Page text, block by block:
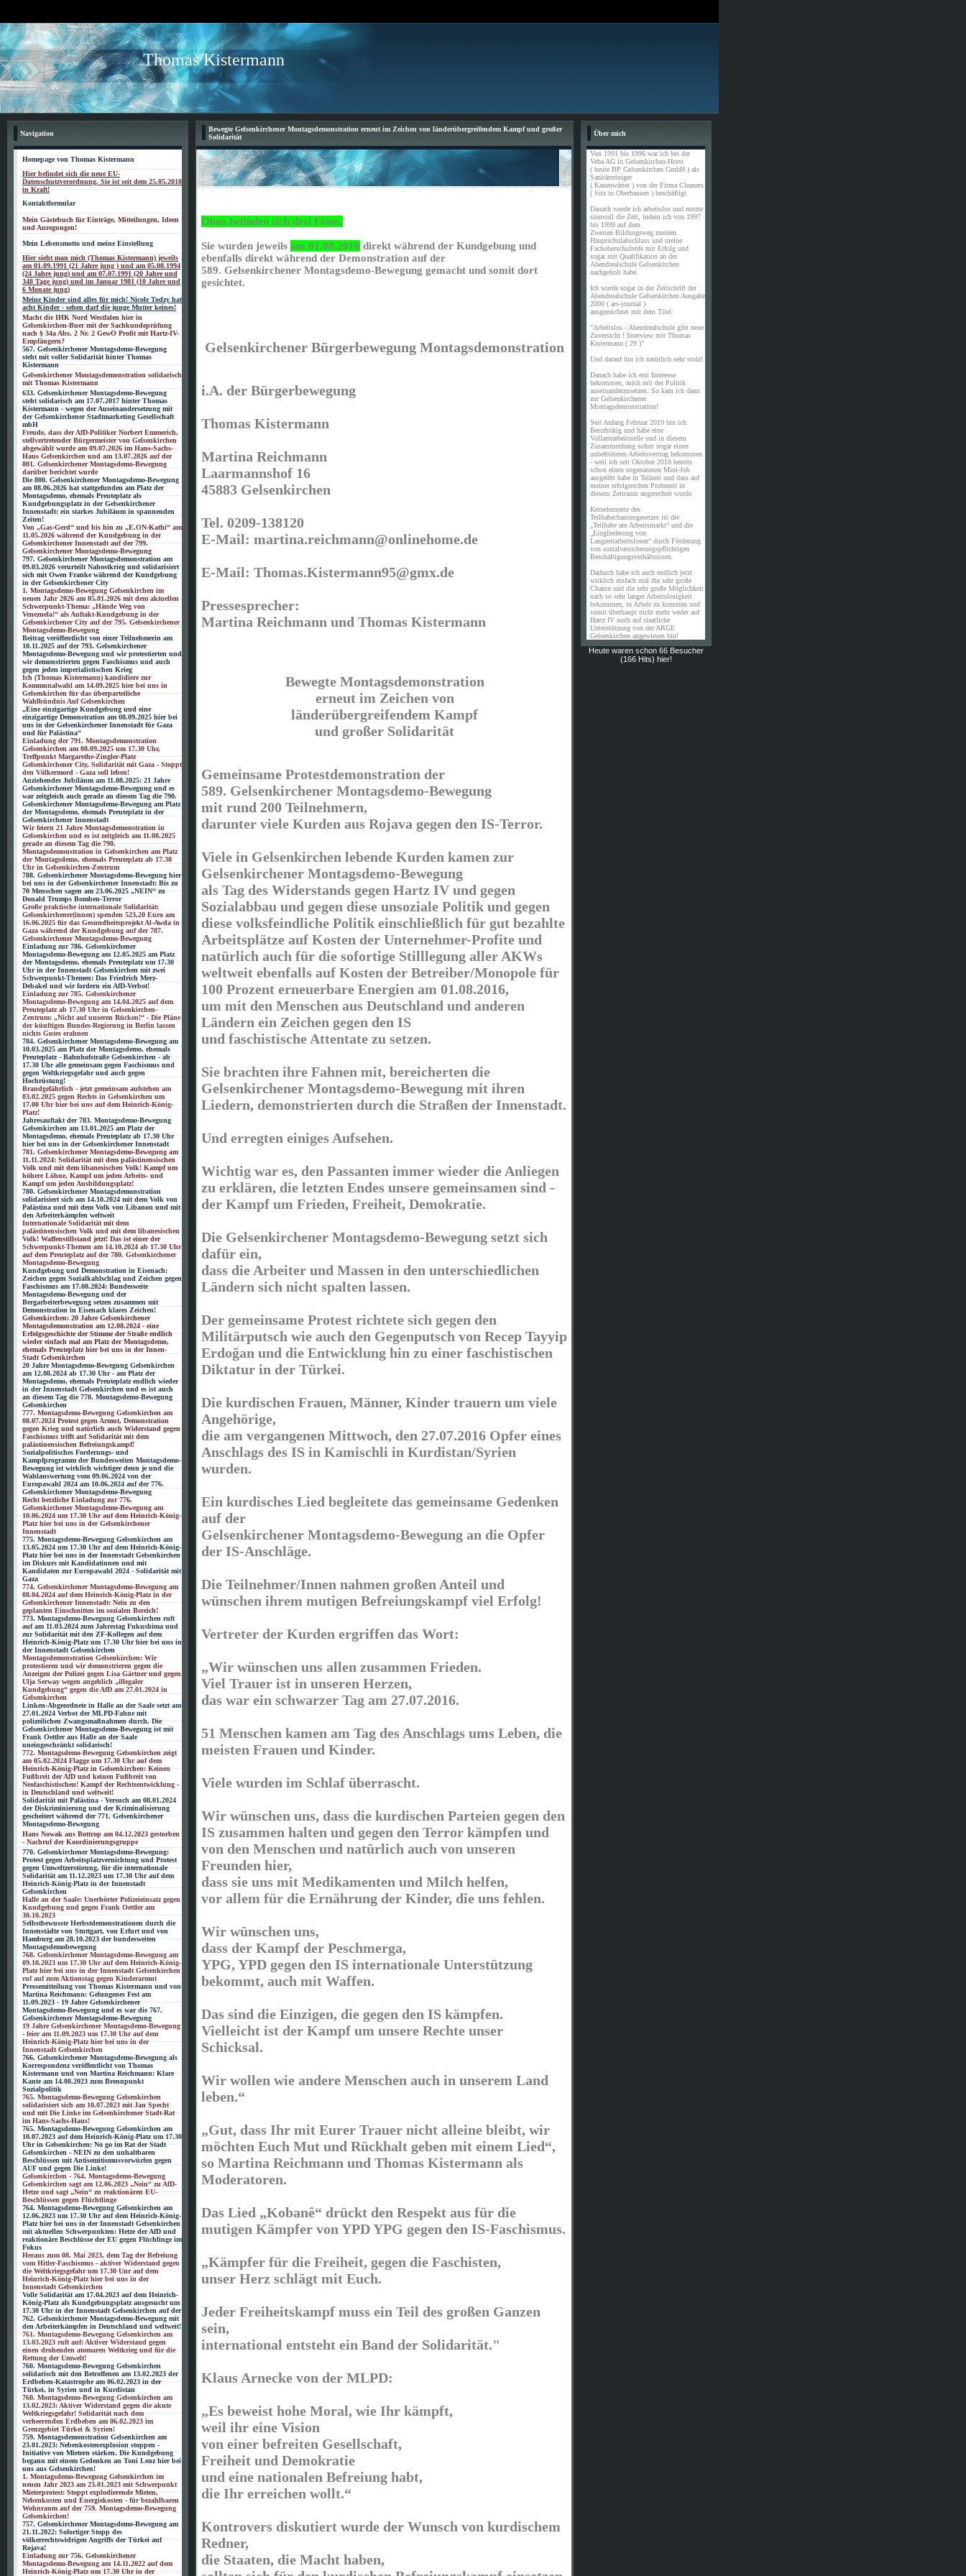
Thomas Kistermann
Navigation
Homepage von Thomas Kistermann
Hier befindet sich die neue EU-
Datenschutzverordnung. Sie ist seit dem 25.05.2018
in Kraft!
Kontaktformular
Mein Gästebuch für Einträge, Mitteilungen, Ideen
und Anregungen!
Mein Lebensmotto und meine Einstellung
Hier sieht man mich (Thomas Kistermann) jeweils
am 01.09.1991 (21 Jahre jung ) und am 05.08.1994
(24 Jahre jung) und am 07.07.1991 (20 Jahre und
348 Tage jung) und im Januar 1981 (10 Jahre und
6 Monate jung)
Meine Kinder sind alles für mich! Nicole Todzy hat
acht Kinder - sehen darf die junge Mutter keines!
Macht die IHK Nord Westfalen hier in
Gelsenkirchen-Buer mit der Sachkundeprüfung
nach § 34a Abs. 2 Nr. 2 GewO Profit mit Hartz-IV-
Empfängern?
567. Gelsenkirchener Montagsdemo-Bewegung
steht mit voller Solidarität hinter Thomas
Kistermann
Gelsenkirchener Montagsdemonstration solidarisch
mit Thomas Kistermann
633. Gelsenkirchener Montagsdemo-Bewegung
steht solidarisch am 17.07.2017 hinter Thomas
Kistermann - wegen der Auseinandersetzung mit
der Gelsenkirchener Stadtmarketing Gesellschaft
mbH
Freude, dass der AfD-Politiker Norbert Emmerich,
stellvertretender Bürgermeister von Gelsenkirchen
abgewählt wurde am 09.07.2026 im Hans-Sachs-
Haus Gelsenkirchen und am 13.07.2026 auf der
801. Gelsenkirchener Montagsdemo-Bewegung
darüber berichtet wurde
Die 800. Gelsenkirchener Montagsdemo-Bewegung
am 08.06.2026 hat stattgefunden am Platz der
Montagsdemo, ehemals Preuteplatz als
Kundgebungsplatz in der Gelsenkirchener
Innenstadt: ein starkes Jubiläum in spannenden
Zeiten!
Von „Gas-Gerd“ und bis hin zu „E.ON-Kathi“ am
11.05.2026 während der Kundgebung in der
Gelsenkirchener Innenstadt auf der 799.
Gelsenkirchener Montagsdemo-Bewegung
797. Gelsenkirchener Montagsdemonstration am
09.03.2026 verurteilt Nahostkrieg und solidarisiert
sich mit Owen Franke während der Kundgebung
in der Gelsenkirchener City
1. Montagsdemo-Bewegung Gelsenkirchen im
neuen Jahr 2026 am 05.01.2026 mit dem aktuellen
Schwerpunkt-Thema: „Hände Weg von
Venezuela!“ als Auftakt-Kundgebung in der
Gelsenkirchener City auf der 795. Gelsenkirchener
Montagsdemo-Bewegung
Beitrag veröffentlicht von einer Teilnehmerin am
10.11.2025 auf der 793. Gelsenkirchener
Montagsdemo-Bewegung und wir protestierten und
wir demonstrierten gegen Faschismus und auch
gegen jeden imperialistischen Krieg
Ich (Thomas Kistermann) kandidiere zur
Kommunalwahl am 14.09.2025 hier bei uns in
Gelsenkirchen für das überparteiliche
Wahlbündnis Auf Gelsenkirchen
„Eine einzigartige Kundgebung und eine
einzigartige Demonstration am 08.09.2025 hier bei
uns in der Gelsenkirchener Innenstadt für Gaza
und für Palästina“
Einladung der 791. Montagsdemonstration
Gelsenkirchen am 08.09.2025 um 17.30 Uhr,
Treffpunkt Margarethe-Zingler-Platz
Gelsenkirchener City, Solidarität mit Gaza - Stoppt
den Völkermord - Gaza soll leben!
Anziehendes Jubiläum am 11.08.2025: 21 Jahre
Gelsenkirchener Montagsdemo-Bewegung und es
war zeitgleich auch gerade an diesem Tag die 790.
Gelsenkirchener Montagsdemo-Bewegung am Platz
der Montagsdemo, ehemals Preuteplatz in der
Gelsenkirchener Innenstadt
Wir feiern 21 Jahre Montagsdemonstration in
Gelsenkirchen und es ist zeitgleich am 11.08.2025
gerade an diesem Tag die 790.
Montagsdemonstration in Gelsenkirchen am Platz
der Montagsdemo, ehemals Preuteplatz ab 17.30
Uhr in Gelsenkirchen-Zentrum
788. Gelsenkirchener Montagsdemo-Bewegung hier
bei uns in der Gelsenkirchener Innenstadt: Bis zu
70 Menschen sagen am 23.06.2025 „NEIN“ zu
Donald Trumps Bomben-Terror
Große praktische internationale Solidarität:
Gelsenkirchener(innen) spenden 523,20 Euro am
16.06.2025 für das Gesundheitsprojekt Al-Awda in
Gaza während der Kundgebung auf der 787.
Gelsenkirchener Montagsdemo-Bewegung
Einladung zur 786. Gelsenkirchener
Montagsdemo-Bewegung am 12.05.2025 am Platz
der Montagsdemo, ehemals Preuteplatz um 17.30
Uhr in der Innenstadt Gelsenkirchen mit zwei
Schwerpunkt-Themen: Das Friedrich Merz-
Debakel und wir fordern ein AfD-Verbot!
Einladung zur 785. Gelsenkirchener
Montagsdemo-Bewegung am 14.04.2025 auf dem
Preuteplatz ab 17.30 Uhr in Gelsenkirchen-
Zentrum: „Nicht auf unseren Rücken!“ - Die Pläne
der künftigen Bundes-Regierung in Berlin lassen
nichts Gutes erahnen
784. Gelsenkirchener Montagsdemo-Bewegung am
10.03.2025 am Platz der Montagsdemo, ehemals
Preuteplatz - Bahnhofstraße Gelsenkirchen - ab
17.30 Uhr alle gemeinsam gegen Faschismus und
gegen Weltkriegsgefahr und auch gegen
Hochrüstung!
Brandgefährlich - jetzt gemeinsam aufstehen am
03.02.2025 gegen Rechts in Gelsenkirchen um
17.00 Uhr hier bei uns auf dem Heinrich-König-
Platz!
Jahresauftakt der 783. Montagsdemo-Bewegung
Gelsenkirchen am 13.01.2025 am Platz der
Montagsdemo, ehemals Preuteplatz ab 17.30 Uhr
hier bei uns in der Gelsenkirchener Innenstadt
781. Gelsenkirchener Montagsdemo-Bewegung am
11.11.2024: Solidarität mit dem palästinensischen
Volk und mit dem libanesischen Volk! Kampf um
höhere Löhne, Kampf um jeden Arbeits- und
Kampf um jeden Ausbildungsplatz!
780. Gelsenkirchener Montagsdemonstration
solidarisiert sich am 14.10.2024 mit dem Volk von
Palästina und mit dem Volk von Libanon und mit
den Arbeiterkämpfen weltweit
Internationale Solidarität mit dem
palästinensischen Volk und mit dem libanesischen
Volk! Waffenstillstand jetzt! Das ist einer der
Schwerpunkt-Themen am 14.10.2024 ab 17.30 Uhr
auf dem Preuteplatz auf der 780. Gelsenkirchener
Montagsdemo-Bewegung
Kundgebung und Demonstration in Eisenach:
Zeichen gegen Sozialkahlschlag und Zeichen gegen
Faschismus am 17.08.2024: Bundesweite
Montagsdemo-Bewegung und der
Bergarbeiterbewegung setzen zusammen mit
Demonstration in Eisenach klares Zeichen!
Gelsenkirchen: 20 Jahre Gelsenkirchener
Montagsdemonstration am 12.08.2024 - eine
Erfolgsgeschichte der Stimme der Straße endlich
wieder einfach mal am Platz der Montagsdemo,
ehemals Preuteplatz hier bei uns in der Innen-
Stadt Gelsenkirchen
20 Jahre Montagsdemo-Bewegung Gelsenkirchen
am 12.08.2024 ab 17.30 Uhr - am Platz der
Montagsdemo, ehemals Preuteplatz endlich wieder
in der Innenstadt Gelsenkirchen und es ist auch
an diesem Tag die 778. Montagsdemo-Bewegung
Gelsenkirchen
777. Montagsdemo-Bewegung Gelsenkirchen am
08.07.2024 Protest gegen Armut, Demonstration
gegen Krieg und natürlich auch Widerstand gegen
Faschismus trifft auf Solidarität mit dem
palästinensischen Befreiungskampf!
Sozialpolitisches Forderungs- und
Kampfprogramm der Bundesweiten Montagsdemo-
Bewegung ist wirklich wichtiger denn je und die
Wahlauswertung vom 09.06.2024 von der
Europawahl 2024 am 10.06.2024 auf der 776.
Gelsenkirchener Montagsdemo-Bewegung
Recht herzliche Einladung zur 776.
Gelsenkirchener Montagsdemo-Bewegung am
10.06.2024 um 17.30 Uhr auf dem Heinrich-König-
Platz hier bei uns in der Gelsenkirchener
Innenstadt
775. Montagsdemo-Bewegung Gelsenkirchen am
13.05.2024 um 17.30 Uhr auf dem Heinrich-König-
Platz hier bei uns in der Innenstadt Gelsenkirchen
im Diskurs mit Kandidatinnen und mit
Kandidaten zur Europawahl 2024 - Solidarität mit
Gaza
774. Gelsenkirchener Montagsdemo-Bewegung am
08.04.2024 auf dem Heinrich-König-Platz in der
Gelsenkirchener Innenstadt: Nein zu den
geplanten Einschnitten im sozialen Bereich!
773. Montagsdemo-Bewegung Gelsenkirchen ruft
auf am 11.03.2024 zum Jahrestag Fukushima und
zur Solidarität mit den ZF-Kollegen auf dem
Heinrich-König-Platz um 17.30 Uhr hier bei uns in
der Innenstadt Gelsenkirchen
Montagsdemonstration Gelsenkirchen: Wir
protestieren und wir demonstrieren gegen die
Anzeigen der Polizei gegen Lisa Gärtner und gegen
Ulja Serway wegen angeblich „illegaler
Kundgebung“ gegen die AfD am 27.01.2024 in
Gelsenkirchen
Linken-Abgeordnete in Halle an der Saale setzt am
27.01.2024 Verbot der MLPD-Fahne mit
polizeilichen Zwangsmaßnahmen durch. Die
Gelsenkirchener Montagsdemo-Bewegung ist mit
Frank Oettler aus Halle an der Saale
uneingeschränkt solidarisch!
772. Montagsdemo-Bewegung Gelsenkirchen zeigt
am 05.02.2024 Flagge um 17.30 Uhr auf dem
Heinrich-König-Platz in Gelsenkirchen: Keinen
Fußbreit der AfD und keinen Fußbreit von
Neofaschistischen! Kampf der Rechtsentwicklung -
in Deutschland und weltweit!
Solidarität mit Palästina - Versuch am 08.01.2024
der Diskriminierung und der Kriminalisierung
gescheitert während der 771. Gelsenkirchener
Montagsdemo-Bewegung
Hans Nowak aus Bottrop am 04.12.2023 gestorben
- Nachruf der Koordinierungsgruppe
770. Gelsenkirchener Montagsdemo-Bewegung:
Protest gegen Arbeitsplatzvernichtung und Protest
gegen Umweltzerstörung, für die internationale
Solidarität am 11.12.2023 um 17.30 Uhr auf dem
Heinrich-König-Platz in der Innenstadt
Gelsenkirchen
Halle an der Saale: Unerhörter Polizeieinsatz gegen
Kundgebung und gegen Frank Oettler am
30.10.2023
Selbstbewusste Herbstdemonstrationen durch die
Innenstädte von Stuttgart, von Erfurt und von
Hamburg am 28.10.2023 der bundesweiten
Montagsdemobewegung
768. Gelsenkirchener Montagsdemo-Bewegung am
09.10.2023 um 17.30 Uhr auf dem Heinrich-König-
Platz hier bei uns in der Innenstadt Gelsenkirchen
ruf auf zum Aktionstag gegen Kinderarmut
Pressemitteilung von Thomas Kistermann und von
Martina Reichmann: Gelungenes Fest am
11.09.2023 - 19 Jahre Gelsenkirchener
Montagsdemo-Bewegung und es war die 767.
Gelsenkirchener Montagsdemo-Bewegung
19 Jahre Gelsenkirchener Montagsdemo-Bewegung
- feier am 11.09.2023 um 17.30 Uhr auf dem
Heinrich-König-Platz hier bei uns in der
Innenstadt Gelsenkirchen
766. Gelsenkirchener Montagsdemo-Bewegung als
Korrespondenz veröffentlicht von Thomas
Kistermann und von Martina Reichmann: Klare
Kante am 14.08.2023 zum Brennpunkt
Sozialpolitik
765. Montagsdemo-Bewegung Gelsenkirchen
solidarisiert sich am 10.07.2023 mit Jan Specht
und mit Die Linke im Gelsenkirchener Stadt-Rat
im Hans-Sachs-Haus!
765. Montagsdemo-Bewegung Gelsenkirchen am
10.07.2023 auf dem Heinrich-König-Platz um 17.30
Uhr in Gelsenkirchen: No go im Rat der Stadt
Gelsenkirchen - NEIN zu den unhaltbaren
Beschlüssen mit Antisemitismusvorwürfen gegen
AUF und gegen Die Linke!
Gelsenkirchen - 764. Montagsdemo-Bewegung
Gelsenkirchen sagt am 12.06.2023 „Nein“ zu AfD-
Hetze und sagt „Nein“ zu reaktionären EU-
Beschlüssen gegen Flüchtlinge
764. Montagsdemo-Bewegung Gelsenkirchen am
12.06.2023 um 17.30 Uhr auf dem Heinrich-König-
Platz hier bei uns in der Innenstadt Gelsenkirchen
mit aktuellen Schwerpunkten: Hetze der AfD und
reaktionäre Beschlüsse der EU gegen Flüchlinge im
Fokus
Heraus zum 08. Mai 2023, dem Tag der Befreiung
vom Hitler-Faschismus - aktiver Widerstand gegen
die Weltkriegsgefahr um 17.30 Unr auf dem
Heinrich-König-Platz hier bei uns in der
Innenstadt Gelsenkirchen
Volle Solidarität am 17.04.2023 auf dem Heinrich-
König-Platz als Kundgebungsplatz ausgesucht um
17.30 Uhr in der Innenstadt Gelsenkirchen auf der
762. Gelsenkirchener Montagsdemo-Bewegung mit
den Arbeiterkämpfen in Deutschland und weltweit!
761. Montagsdemo-Bewegung Gelsenkirchen am
13.03.2023 ruft auf: Aktiver Widerstand gegen
einen drohenden atomaren Weltkrieg und für die
Rettung der Umwelt!
760. Montagsdemo-Bewegung Gelsenkirchen
solidarisch mit den Betroffenen am 13.02.2023 der
Erdbeben-Katastrophe am 06.02.2023 in der
Türkei, in Syrien und in Kurdistan
760. Montagsdemo-Bewegung Gelsenkirchen am
13.02.2023: Aktiver Widerstand gegen die akute
Weltkriegsgefahr! Solidarität nach dem
verheerenden Erdbeben am 06.02.2023 im
Grenzgebiet Türkei & Syrien!
759. Montagsdemonstration Gelsenkirchen am
23.01.2023: Nebenkostenexplosion stoppen -
Initiative von Mietern stärken. Die Kundgebung
begann mit einem Gedenken an Toni Lenz hier bei
uns aus Gelsenkirchen!
1. Montagsdemo-Bewegung Gelsenkirchen im
neuen Jahr 2023 am 23.01.2023 mit Schwerpunkt
Mieterprotest: Stoppt explodierende Mieten,
Nebenkosten und Energiekosten - für bezahlbaren
Wohnraum auf der 759. Montagsdemo-Bewegung
Gelsenkirchen!
757. Gelsenkirchener Montagsdemo-Bewegung am
21.11.2022: Sofortiger Stopp des
völkerrechtswidrigen Angriffs der Türkei auf
Rojava!
Einladung zur 756. Gelsenkirchener
Montagsdemo-Bewegung am 14.11.2022 auf dem
Heinrich-König-Platz um 17.30 Uhr in der
Bewegte Gelsenkirchener Montagsdemonstration erneut im Zeichen von länderübergreifendem Kampf und großer
Solidarität
Oben befinden sich drei Fotos.
Sie wurden jeweils am 01.08.2016 direkt während der Kundgebung und
ebenfalls direkt während der Demonstration auf der
589. Gelsenkirchener Montagsdemo-Bewegung gemacht und somit dort
gesichtet.
Gelsenkirchener Bürgerbewegung Montagsdemonstration
i.A. der Bürgerbewegung
Thomas Kistermann
Martina Reichmann
Laarmannshof 16
45883 Gelsenkirchen
Tel. 0209-138120
E-Mail: martina.reichmann@onlinehome.de
E-Mail: Thomas.Kistermann95@gmx.de
Pressesprecher:
Martina Reichmann und Thomas Kistermann
Bewegte Montagsdemonstration
erneut im Zeichen von
länderübergreifendem Kampf
und großer Solidarität
Gemeinsame Protestdemonstration der
589. Gelsenkirchener Montagsdemo-Bewegung
mit rund 200 Teilnehmern,
darunter viele Kurden aus Rojava gegen den IS-Terror.
Viele in Gelsenkirchen lebende Kurden kamen zur
Gelsenkirchener Montagsdemo-Bewegung
als Tag des Widerstands gegen Hartz IV und gegen
Sozialabbau und gegen diese unsoziale Politik und gegen
diese volksfeindliche Politik einschließlich für gut bezahlte
Arbeitsplätze auf Kosten der Unternehmer-Profite und
natürlich auch für die sofortige Stilllegung aller AKWs
weltweit ebenfalls auf Kosten der Betreiber/Monopole für
100 Prozent erneuerbare Energien am 01.08.2016,
um mit den Menschen aus Deutschland und anderen
Ländern ein Zeichen gegen den IS
und faschistische Attentate zu setzen.
Sie brachten ihre Fahnen mit, bereicherten die
Gelsenkirchener Montagsdemo-Bewegung mit ihren
Liedern, demonstrierten durch die Straßen der Innenstadt.
Und erregten einiges Aufsehen.
Wichtig war es, den Passanten immer wieder die Anliegen
zu erklären, die letzten Endes unsere gemeinsamen sind -
der Kampf um Frieden, Freiheit, Demokratie.
Die Gelsenkirchener Montagsdemo-Bewegung setzt sich
dafür ein,
dass die Arbeiter und Massen in den unterschiedlichen
Ländern sich nicht spalten lassen.
Der gemeinsame Protest richtete sich gegen den
Militärputsch wie auch den Gegenputsch von Recep Tayyip
Erdoğan und die Entwicklung hin zu einer faschistischen
Diktatur in der Türkei.
Die kurdischen Frauen, Männer, Kinder trauern um viele
Angehörige,
die am vergangenen Mittwoch, den 27.07.2016 Opfer eines
Anschlags des IS in Kamischli in Kurdistan/Syrien
wurden.
Ein kurdisches Lied begleitete das gemeinsame Gedenken
auf der
Gelsenkirchener Montagsdemo-Bewegung an die Opfer
der IS-Anschläge.
Die Teilnehmer/Innen nahmen großen Anteil und
wünschen ihrem mutigen Befreiungskampf viel Erfolg!
Vertreter der Kurden ergriffen das Wort:
„Wir wünschen uns allen zusammen Frieden.
Viel Trauer ist in unseren Herzen,
das war ein schwarzer Tag am 27.07.2016.
51 Menschen kamen am Tag des Anschlags ums Leben, die
meisten Frauen und Kinder.
Viele wurden im Schlaf überrascht.
Wir wünschen uns, dass die kurdischen Parteien gegen den
IS zusammen halten und gegen den Terror kämpfen und
von den Menschen und natürlich auch von unseren
Freunden hier,
dass sie uns mit Medikamenten und Milch helfen,
vor allem für die Ernährung der Kinder, die uns fehlen.
Wir wünschen uns,
dass der Kampf der Peschmerga,
YPG, YPD gegen den IS internationale Unterstützung
bekommt, auch mit Waffen.
Das sind die Einzigen, die gegen den IS kämpfen.
Vielleicht ist der Kampf um unsere Rechte unser
Schicksal.
Wir wollen wie andere Menschen auch in unserem Land
leben.“
„Gut, dass Ihr mit Eurer Trauer nicht alleine bleibt, wir
möchten Euch Mut und Rückhalt geben mit einem Lied“,
so Martina Reichmann und Thomas Kistermann als
Moderatoren.
Das Lied „Kobanê“ drückt den Respekt aus für die
mutigen Kämpfer von YPD YPG gegen den IS-Faschismus.
„Kämpfer für die Freiheit, gegen die Faschisten,
unser Herz schlägt mit Euch.
Jeder Freiheitskampf muss ein Teil des großen Ganzen
sein,
international entsteht ein Band der Solidarität."
Klaus Arnecke von der MLPD:
„Es beweist hohe Moral, wie Ihr kämpft,
weil ihr eine Vision
von einer befreiten Gesellschaft,
Freiheit und Demokratie
und eine nationalen Befreiung habt,
die Ihr erreichen wollt.“
Kontrovers diskutiert wurde der Wunsch von kurdischem
Redner,
die Staaten, die Macht haben,
Über mich
Von 1991 bis 1996 war ich bei der
Veba AG in Gelsenkirchen-Horst
( heute BP Gelsenkirchen GmbH ) als
Sanitärreiniger
( Kauenwärter ) von der Firma Cleaners
( Sitz in Oberhausen ) beschäftigt.
Danach wurde ich arbeitslos und nutzte
sinnvoll die Zeit, indem ich von 1997
bis 1999 auf dem
Zweiten Bildungsweg meinen
Hauptschulabschluss und meine
Fachoberschulreife mit Erfolg und
sogar mit Qualifikation an der
Abendrealschule Gelsenkirchen
nachgeholt habe.
Ich wurde sogar in der Zeitschrift der
Abendrealschule Gelsenkirchen Ausgabe
2000 ( ars-journal )
ausgezeichnet mit dem Titel:
"Arbeitslos - Abendrealschule gibt neue
Zuversicht ! Interview mit Thomas
Kistermann ( 29 )"
Und darauf bin ich natürlich sehr stolz!
Danach habe ich erst Interesse
bekommen, mich mit der Politik
auseinanderzusetzen. So kam ich dann
zur Gelsenkirchener
Montagsdemonstration!
Seit Anfang Februar 2019 bin ich
Berufstätig und habe eine
Vollzeitarbeitstelle und in diesem
Zusammenhang sofort sogar einen
unbefrsiteten Arbeitsvertrag bekommen
- weil ich seit Oktober 2018 bereits
schon einen sogenannten Mini-Job
ausgeübt habe in Teilzeit und dass auf
meiner erfolgreichen Probezeit in
diesem Zeitraum angerechtet wurde.
Kernelemente des
Teilhabechancengesetzes ist die
„Teilhabe am Arbeitsmarkt“ und die
„Eingliederung von
Langzeitarbeitslosen“ durch Förderung
von sozialversicherungspflichtigen
Beschäftigungsverhältnissen.
Dadurch habe ich auch endlich jetzt
wirklich einfach mal die sehr große
Chance und die sehr große Möglichkeit
nach so sehr langer Arbeitslosigkeit
bekommen, in Arbeit zu kommen und
somit überhaupt nicht mehr weder auf
Hartz IV noch auf staatliche
Unterstützung von der ARGE
Gelsenkirchen angewiesen bin!
Heute waren schon 66 Besucher
(166 Hits) hier!